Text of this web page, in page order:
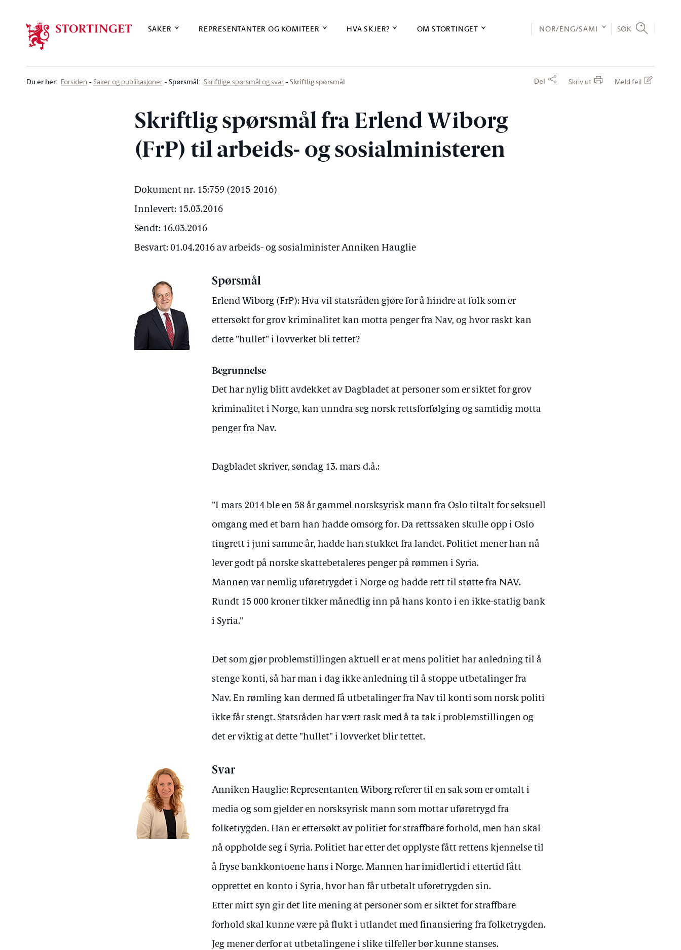
SAKER REPRESENTANTER OG KOMITEER HVA SKJER? OM STORTINGET NOR/ENG/SÁMI SØK
Du er her: Forsiden Saker og publikasjoner Spørsmål: Skriftlige spørsmål og svar Skriftlig spørsmål Del Skriv ut Meld feil
Skriftlig spørsmål fra Erlend Wiborg
(FrP) til arbeids- og sosialministeren
Dokument nr. 15:759 (2015-2016)
Innlevert: 15.03.2016
Sendt: 16.03.2016
Besvart: 01.04.2016 av arbeids- og sosialminister Anniken Hauglie
Spørsmål
Erlend Wiborg (FrP): Hva vil statsråden gjøre for å hindre at folk som er
ettersøkt for grov kriminalitet kan motta penger fra Nav, og hvor raskt kan
dette "hullet" i lovverket bli tettet?
Begrunnelse
Det har nylig blitt avdekket av Dagbladet at personer som er siktet for grov
kriminalitet i Norge, kan unndra seg norsk rettsforfølging og samtidig motta
penger fra Nav.
Dagbladet skriver, søndag 13. mars d.å.:
"I mars 2014 ble en 58 år gammel norsksyrisk mann fra Oslo tiltalt for seksuell
omgang med et barn han hadde omsorg for. Da rettssaken skulle opp i Oslo
tingrett i juni samme år, hadde han stukket fra landet. Politiet mener han nå
lever godt på norske skattebetaleres penger på rømmen i Syria.
Mannen var nemlig uføretrygdet i Norge og hadde rett til støtte fra NAV.
Rundt 15 000 kroner tikker månedlig inn på hans konto i en ikke-statlig bank
i Syria."
Det som gjør problemstillingen aktuell er at mens politiet har anledning til å
stenge konti, så har man i dag ikke anledning til å stoppe utbetalinger fra
Nav. En rømling kan dermed få utbetalinger fra Nav til konti som norsk politi
ikke får stengt. Statsråden har vært rask med å ta tak i problemstillingen og
det er viktig at dette "hullet" i lovverket blir tettet.
Svar
Anniken Hauglie: Representanten Wiborg referer til en sak som er omtalt i
media og som gjelder en norsksyrisk mann som mottar uføretrygd fra
folketrygden. Han er ettersøkt av politiet for straffbare forhold, men han skal
nå oppholde seg i Syria. Politiet har etter det opplyste fått rettens kjennelse til
å fryse bankkontoene hans i Norge. Mannen har imidlertid i ettertid fått
opprettet en konto i Syria, hvor han får utbetalt uføretrygden sin.
Etter mitt syn gir det lite mening at personer som er siktet for straffbare
forhold skal kunne være på flukt i utlandet med finansiering fra folketrygden.
Jeg mener derfor at utbetalingene i slike tilfeller bør kunne stanses.